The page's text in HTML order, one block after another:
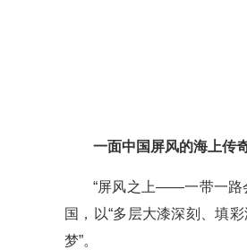
一面中国屏风的海上传
“屏风之上——一带一路
国，以“多层大漆深刻、填
梦”。